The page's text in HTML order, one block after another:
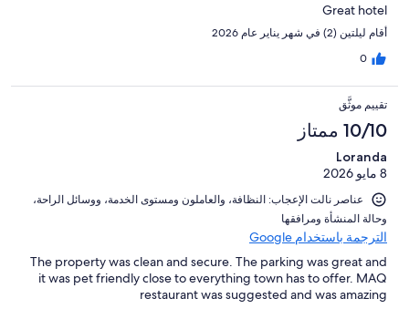
Great hotel
أقام ليلتين (2) في شهر يناير عام 2026
0
تقييم موثَّق
10/10 ممتاز
Loranda
8 مايو 2026
عناصر نالت الإعجاب: ⁦النظافة⁩، و⁦العاملون ومستوى الخدمة⁩، و⁦وسائل الراحة⁩،
و⁦حالة المنشأة ومرافقها⁩
الترجمة باستخدام Google
The property was clean and secure. The parking was great and
it was pet friendly close to everything town has to offer. MAQ
restaurant was suggested and was amazing